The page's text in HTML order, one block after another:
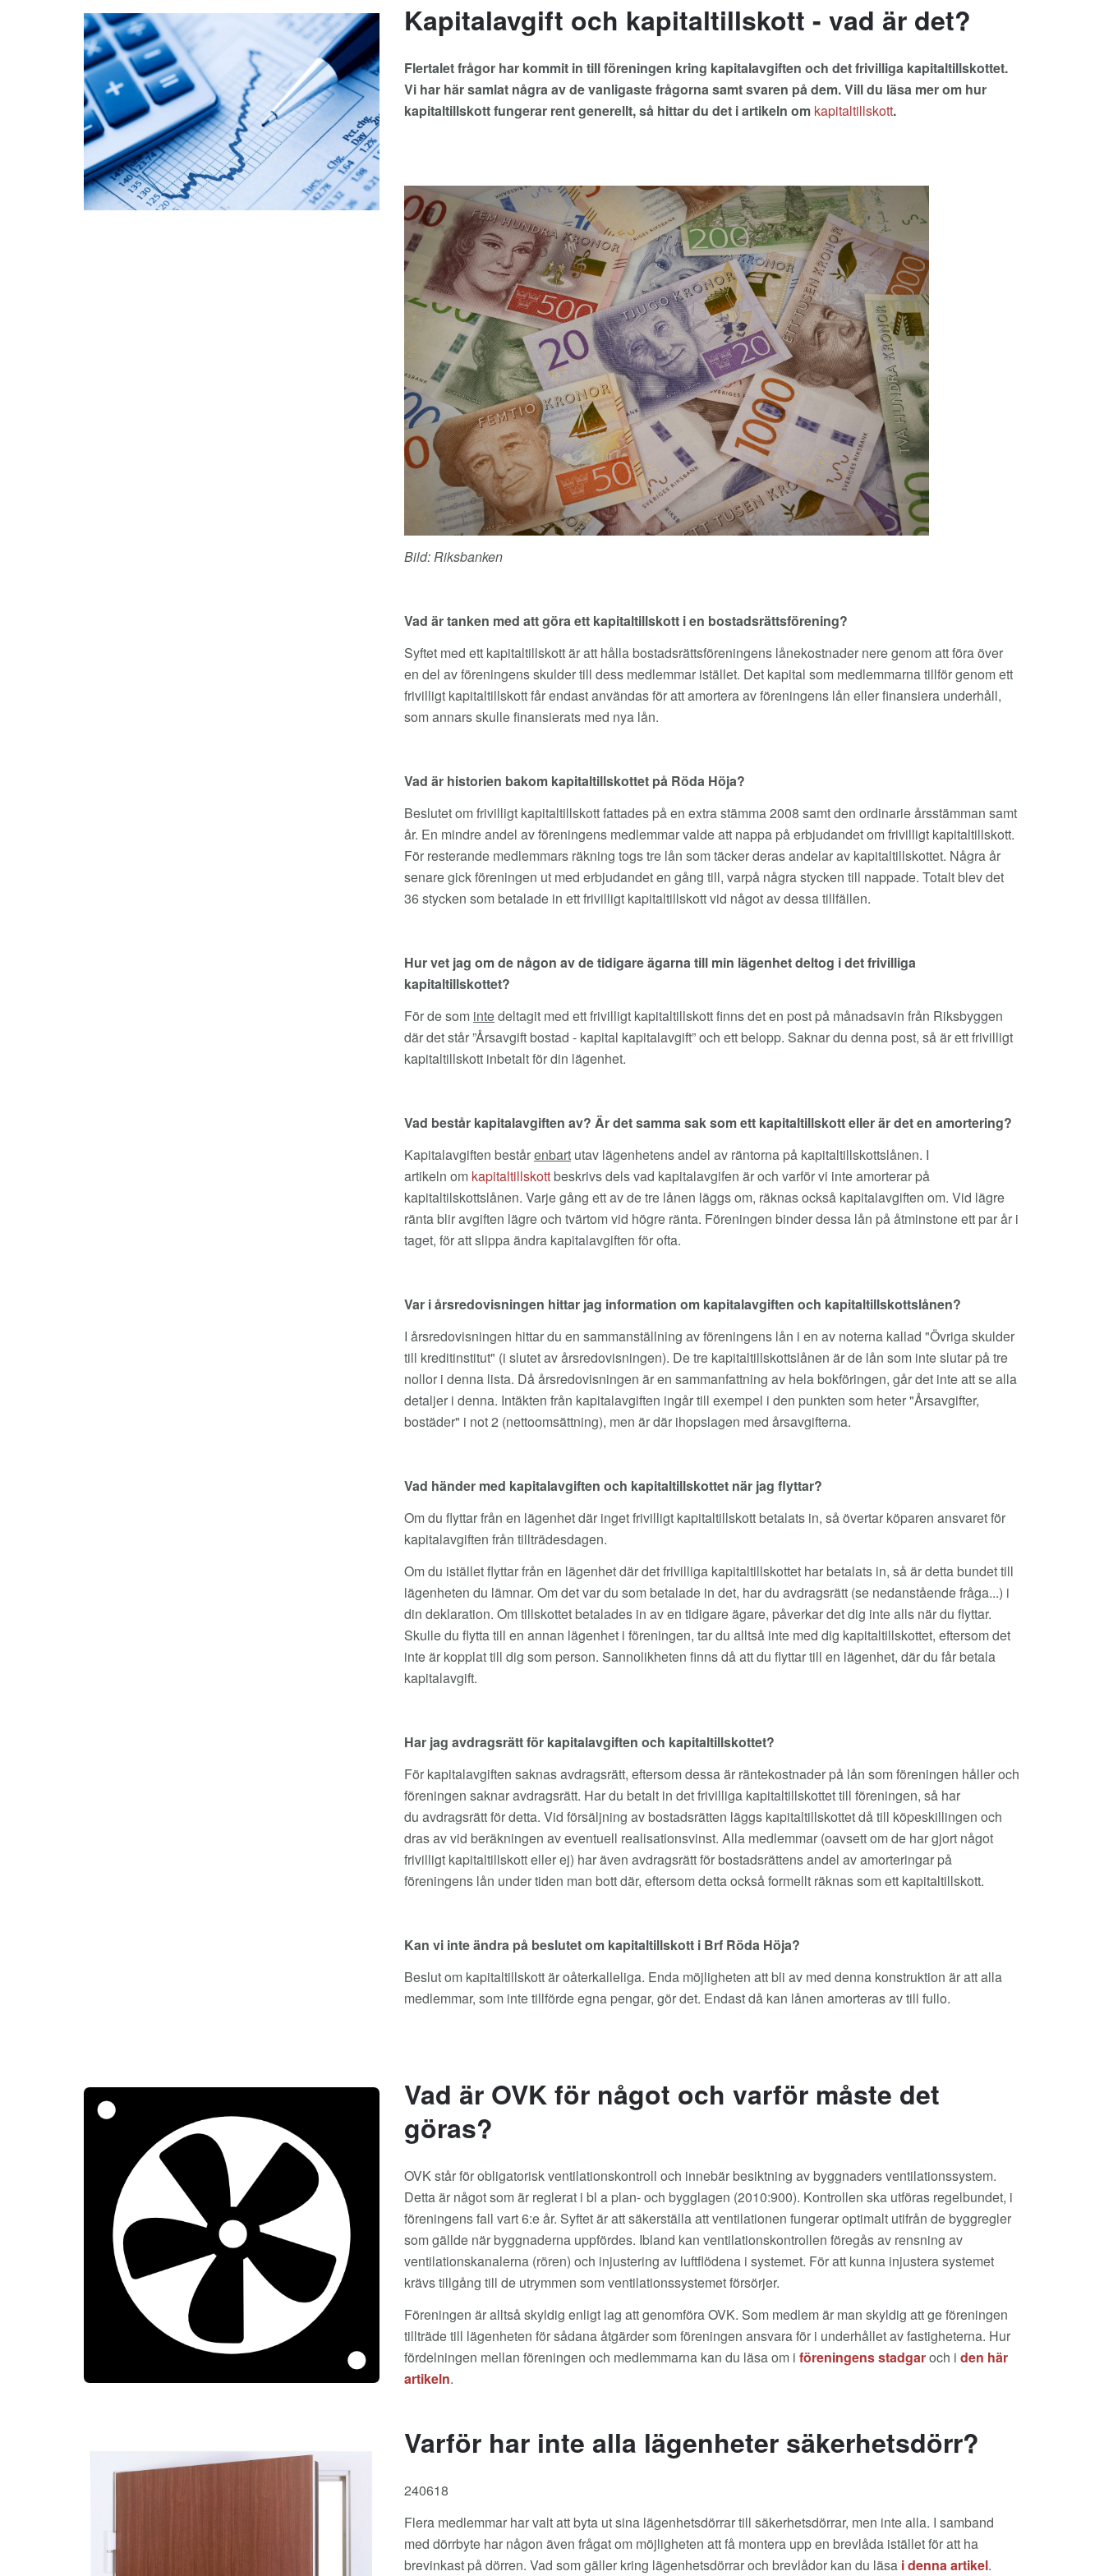
Kapitalavgift och kapitaltillskott - vad är det?
Flertalet frågor har kommit in till föreningen kring kapitalavgiften och det frivilliga kapitaltillskottet.
Vi har här samlat några av de vanligaste frågorna samt svaren på dem. Vill du läsa mer om hur
kapitaltillskott fungerar rent generellt, så hittar du det i artikeln om kapitaltillskott.
Bild: Riksbanken
Vad är tanken med att göra ett kapitaltillskott i en bostadsrättsförening?
Syftet med ett kapitaltillskott är att hålla bostadsrättsföreningens lånekostnader nere genom att föra över
en del av föreningens skulder till dess medlemmar istället. Det kapital som medlemmarna tillför genom ett
frivilligt kapitaltillskott får endast användas för att amortera av föreningens lån eller finansiera underhåll,
som annars skulle finansierats med nya lån.
Vad är historien bakom kapitaltillskottet på Röda Höja?
Beslutet om frivilligt kapitaltillskott fattades på en extra stämma 2008 samt den ordinarie årsstämman samt
år. En mindre andel av föreningens medlemmar valde att nappa på erbjudandet om frivilligt kapitaltillskott.
För resterande medlemmars räkning togs tre lån som täcker deras andelar av kapitaltillskottet. Några år
senare gick föreningen ut med erbjudandet en gång till, varpå några stycken till nappade. Totalt blev det
36 stycken som betalade in ett frivilligt kapitaltillskott vid något av dessa tillfällen.
Hur vet jag om de någon av de tidigare ägarna till min lägenhet deltog i det frivilliga
kapitaltillskottet?
För de som intedeltagit med ett frivilligt kapitaltillskott finns det en post på månadsavin från Riksbyggen
där det står ”Årsavgift bostad - kapital kapitalavgift” och ett belopp. Saknar du denna post, så är ett frivilligt
kapitaltillskott inbetalt för din lägenhet.
Vad består kapitalavgiften av? Är det samma sak som ett kapitaltillskott eller är det en amortering?
Kapitalavgiften bestårenbart utav lägenhetens andel av räntorna på kapitaltillskottslånen. I
artikeln om kapitaltillskottbeskrivs dels vad kapitalavgifen är och varför vi inte amorterar på
kapitaltilskottslånen. Varje gång ett av de tre lånen läggs om, räknas också kapitalavgiften om. Vid lägre
ränta blir avgiften lägre och tvärtom vid högre ränta. Föreningen binder dessa lån på åtminstone ett par år i
taget, för att slippa ändra kapitalavgiften för ofta.
Var i årsredovisningen hittar jag information om kapitalavgiften och kapitaltillskottslånen?
I årsredovisningen hittar du en sammanställning av föreningens lån i en av noterna kallad "Övriga skulder
till kreditinstitut" (i slutet av årsredovisningen). De tre kapitaltillskottslånen är de lån som inte slutar på tre
nollor i denna lista. Då årsredovisningen är en sammanfattning av hela bokföringen, går det inte att se alla
detaljer i denna. Intäkten från kapitalavgiften ingår till exempel i den punkten som heter "Årsavgifter,
bostäder" i not 2 (nettoomsättning), men är där ihopslagen med årsavgifterna.
Vad händer med kapitalavgiften och kapitaltillskottet när jag flyttar?
Om du flyttar från en lägenhet där inget frivilligt kapitaltillskott betalats in, så övertar köparen ansvaret för
kapitalavgiften från tillträdesdagen.
Om du istället flyttar från en lägenhet där det frivilliga kapitaltillskottet har betalats in, så är detta bundet till
lägenheten du lämnar. Om det var du som betalade in det, har du avdragsrätt (se nedanstående fråga...) i
din deklaration. Om tillskottet betalades in av en tidigare ägare, påverkar det dig inte alls när du flyttar.
Skulle du flytta till en annan lägenhet i föreningen, tar du alltså inte med dig kapitaltillskottet, eftersom det
inte är kopplat till dig som person. Sannolikheten finns då att du flyttar till en lägenhet, där du får betala
kapitalavgift.
Har jag avdragsrätt för kapitalavgiften och kapitaltillskottet?
För kapitalavgiften saknas avdragsrätt, eftersom dessa är räntekostnader på lån som föreningen håller och
föreningen saknar avdragsrätt. Har du betalt in det frivilliga kapitaltillskottet till föreningen, så har
du avdragsrätt för detta. Vid försäljning av bostadsrätten läggs kapitaltillskottet då till köpeskillingen och
dras av vid beräkningen av eventuell realisationsvinst. Alla medlemmar (oavsett om de har gjort något
frivilligt kapitaltillskott eller ej) har även avdragsrätt för bostadsrättens andel av amorteringar på
föreningens lån under tiden man bott där, eftersom detta också formellt räknas som ett kapitaltillskott.
Kan vi inte ändra på beslutet om kapitaltillskott i Brf Röda Höja?
Beslut om kapitaltillskott är oåterkalleliga. Enda möjligheten att bli av med denna konstruktion är att alla
medlemmar, som inte tillförde egna pengar, gör det. Endast då kan lånen amorteras av till fullo.
Vad är OVK för något och varför måste det
göras?
OVK står för obligatorisk ventilationskontroll och innebär besiktning av byggnaders ventilationssystem.
Detta är något som är reglerat i bl a plan- och bygglagen (2010:900). Kontrollen ska utföras regelbundet, i
föreningens fall vart 6:e år. Syftet är att säkerställa att ventilationen fungerar optimalt utifrån de byggregler
som gällde när byggnaderna uppfördes. Ibland kan ventilationskontrollen föregås av rensning av
ventilationskanalerna (rören) och injustering av luftflödena i systemet. För att kunna injustera systemet
krävs tillgång till de utrymmen som ventilationssystemet försörjer.
Föreningen är alltså skyldig enligt lag att genomföra OVK. Som medlem är man skyldig att ge föreningen
tillträde till lägenheten för sådana åtgärder som föreningen ansvara för i underhållet av fastigheterna. Hur
fördelningen mellan föreningen och medlemmarna kan du läsa om i föreningens stadgaroch i den här
artikeln.
Varför har inte alla lägenheter säkerhetsdörr?
240618
Flera medlemmar har valt att byta ut sina lägenhetsdörrar till säkerhetsdörrar, men inte alla. I samband
med dörrbyte har någon även frågat om möjligheten att få montera upp en brevlåda istället för att ha
brevinkast på dörren. Vad som gäller kring lägenhetsdörrar och brevlådor kan du läsa i denna artikel.